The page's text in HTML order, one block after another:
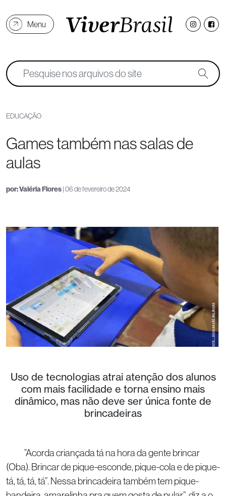
Menu
EDUCAÇÃO
Games também nas salas de
aulas
por:Valéria Flores| 06 de fevereiro de 2024
Uso de tecnologias atrai atenção dos alunos
com mais facilidade e torna ensino mais
dinâmico, mas não deve ser única fonte de
brincadeiras
”Acorda criançada tá na hora da gente brincar
(Oba). Brincar de pique-esconde, pique-cola e de pique-
tá, tá, tá, tá”. Nessa brincadeira também tem pique-